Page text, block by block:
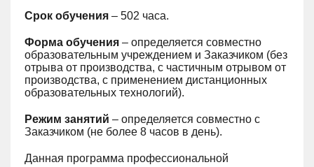
Срок обучения – 502 часа.
Форма обучения – определяется совместно
образовательным учреждением и Заказчиком (без
отрыва от производства, с частичным отрывом от
производства, с применением дистанционных
образовательных технологий).
Режим занятий – определяется совместно с
Заказчиком (не более 8 часов в день).
Данная программа профессиональной